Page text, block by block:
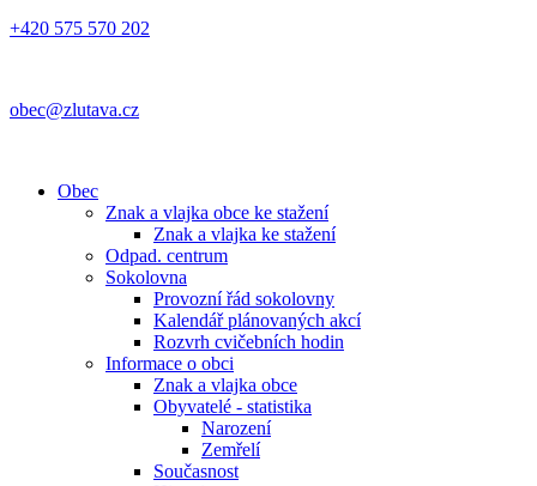
+420 575 570 202
obec@zlutava.cz
Obec
Znak a vlajka obce ke stažení
Znak a vlajka ke stažení
Odpad. centrum
Sokolovna
Provozní řád sokolovny
Kalendář plánovaných akcí
Rozvrh cvičebních hodin
Informace o obci
Znak a vlajka obce
Obyvatelé - statistika
Narození
Zemřelí
Současnost